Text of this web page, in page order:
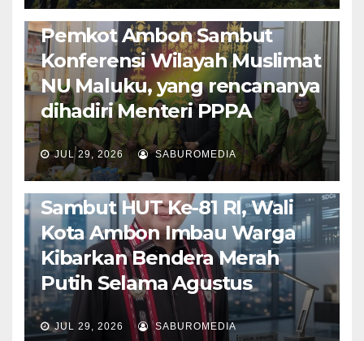
POLITIK & PEMERINTAHAN
Pemkot Ambon Sambut
Konferensi Wilayah Muslimat
NU Maluku, yang rencananya
dihadiri Menteri PPPA
JUL 29, 2026 SABUROMEDIA
AMBON METRO POLITIK & PEMERINTAHAN
Sambut HUT Ke-81 RI, Wali
Kota Ambon Imbau Warga
Kibarkan Bendera Merah
Putih Selama Agustus
JUL 29, 2026 SABUROMEDIA
AMBON METRO JURNALISME AKTIVIS
PENDIDIKAN & OLAHRAGA THE MOLUCCAS